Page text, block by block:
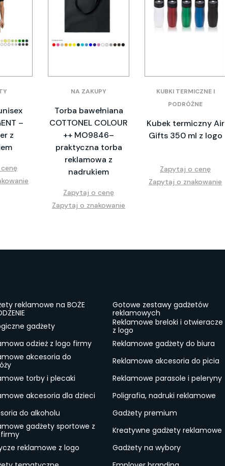
–
z
NA ZAKUPY
Torba bawełniana
COTTONEL COLOUR
++ MO9846–
praktyczna torba
reklamowa z
nadrukiem
Zapytaj o cenę
Zapytaj o znakowanie
KUBKI TERMICZNE I
PODRÓŻNE
Kubek termiczny Air
Gifts 350 ml z logo
Zapytaj o cenę
Zapytaj o znakowanie
reklamowe na BOŻE
Gotowe zestawy gadżetów
reklamowych
gadżety
Reklamowe breloki i otwieracze
z logo
odzież z logo firmy
Reklamowe gadżety do biura
akcesoria do
Reklamowe akcesoria do picia
torby i plecaki
Reklamowe parasole i peleryny
akcesoria dla dzieci
Poligrafia, nadruki reklamowe
do alkoholu
Gadżety premium
gadżety sportowe z
Kreatywne gadżety reklamowe
reklamowe z logo
Gadżety na wybory